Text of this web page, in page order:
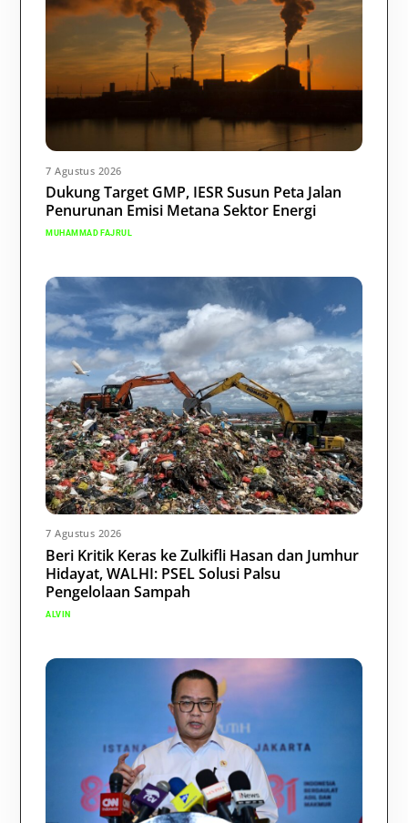
7 Agustus 2026
Dukung Target GMP, IESR Susun Peta Jalan
Penurunan Emisi Metana Sektor Energi
MUHAMMAD FAJRUL
7 Agustus 2026
Beri Kritik Keras ke Zulkifli Hasan dan Jumhur
Hidayat, WALHI: PSEL Solusi Palsu
Pengelolaan Sampah
ALVIN